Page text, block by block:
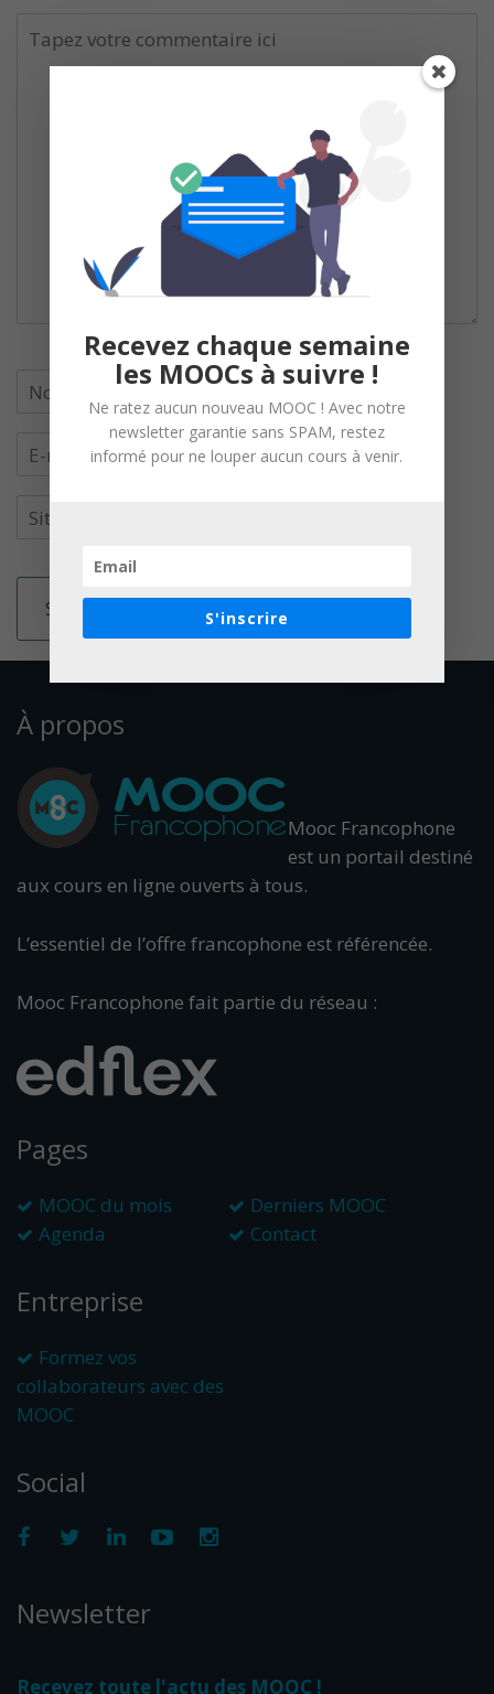
À propos
Mooc Francophone
est un portail destiné
aux cours en ligne ouverts à tous.
L’essentiel de l’offre francophone est référencée.
Mooc Francophone fait partie du réseau :
Pages
MOOC du mois
Derniers MOOC
Agenda
Contact
Entreprise
Formez vos
collaborateurs avec des
MOOC
Social
Newsletter
Recevez toute l'actu des MOOC !
Recevez chaque semaine
les MOOCs à suivre !
Ne ratez aucun nouveau MOOC ! Avec notre
newsletter garantie sans SPAM, restez
informé pour ne louper aucun cours à venir.
S'inscrire